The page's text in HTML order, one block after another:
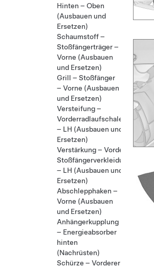
Hinten – Oben
(Ausbauen und
Ersetzen)
Schaumstoff –
Stoßfängerträger –
Vorne (Ausbauen
und Ersetzen)
Grill – Stoßfänger
– Vorne (Ausbauen
und Ersetzen)
Versteifung –
Vorderradlaufschale
– LH (Ausbauen und
Ersetzen)
Verstärkung – Vordere
Stoßfängerverkleidung
– LH (Ausbauen und
Ersetzen)
Abschlepphaken –
Vorne (Ausbauen
und Ersetzen)
Anhängerkupplung
– Energieabsorber
hinten
(Nachrüsten)
Schürze – Vorderer